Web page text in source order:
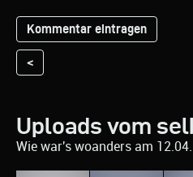
<
Uploads vom
Wie war's woanders am